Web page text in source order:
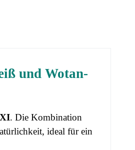
und Wotan-
. Die Kombination
ideal für ein